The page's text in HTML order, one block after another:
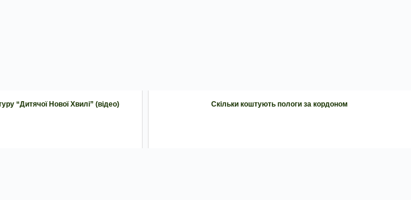
“Дитячої Нової Хвилі” (відео) Скільки коштують пологи за кордоном